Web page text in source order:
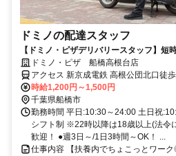
ドミノの配達スタッフ
【ドミノ・ピザデリバリースタッフ】
の両立も
ドミノ・ピザ 船橋高根台店
アクセス 新京成電鉄 高根公団北口徒
北口徒歩約10分、新京成電鉄 滝不動
京成線 高根公団駅
時給1,200円～1,500円
千葉県船橋市
勤務時間 平日:10:30～24:00 土日祝
シフト制 ※22時以降は18歳以上(法令
歓迎！ ●週3日～/1日3時間～OK！ ...
仕事内容 【扶養内でちょこっとワー